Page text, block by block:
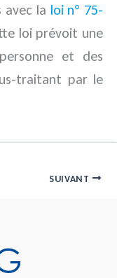
avec la loi n° 75-
loi prévoit une
et des
traitant par le
SUIVANT